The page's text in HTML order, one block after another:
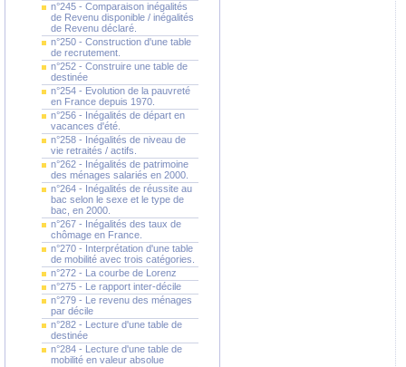
n°245 - Comparaison inégalités
de Revenu disponible / inégalités
de Revenu déclaré.
n°250 - Construction d'une table
de recrutement.
n°252 - Construire une table de
destinée
n°254 - Evolution de la pauvreté
en France depuis 1970.
n°256 - Inégalités de départ en
vacances d'été.
n°258 - Inégalités de niveau de
vie retraités / actifs.
n°262 - Inégalités de patrimoine
des ménages salariés en 2000.
n°264 - Inégalités de réussite au
bac selon le sexe et le type de
bac, en 2000.
n°267 - Inégalités des taux de
chômage en France.
n°270 - Interprétation d'une table
de mobilité avec trois catégories.
n°272 - La courbe de Lorenz
n°275 - Le rapport inter-décile
n°279 - Le revenu des ménages
par décile
n°282 - Lecture d'une table de
destinée
n°284 - Lecture d'une table de
mobilité en valeur absolue